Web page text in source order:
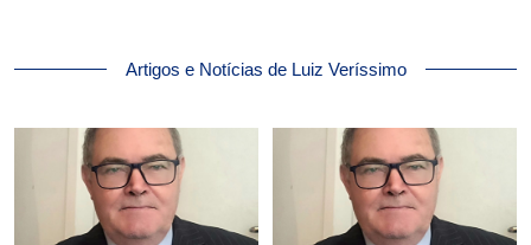
Artigos e Notícias de Luiz Veríssimo